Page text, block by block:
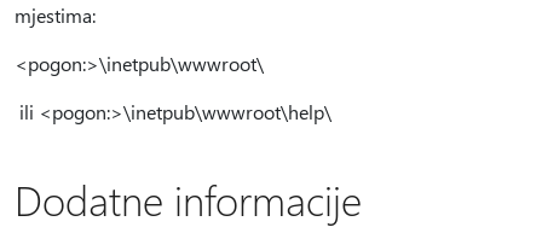
mjestima:
<pogon:>\inetpub\wwwroot\
ili <pogon:>\inetpub\wwwroot\help\
Dodatne informacije